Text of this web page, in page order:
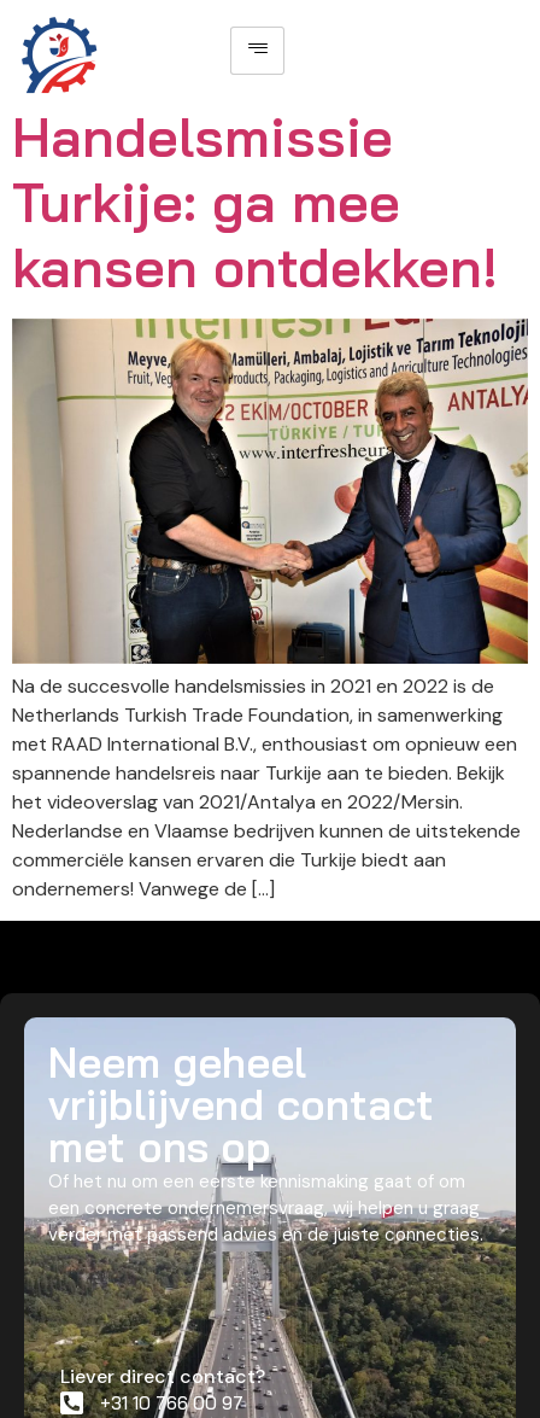
Handelsmissie
Turkije: ga mee
kansen ontdekken!
Na de succesvolle handelsmissies in 2021 en 2022 is de
Netherlands Turkish Trade Foundation, in samenwerking
met RAAD International B.V., enthousiast om opnieuw een
spannende handelsreis naar Turkije aan te bieden. Bekijk
het videoverslag van 2021/Antalya en 2022/Mersin.
Nederlandse en Vlaamse bedrijven kunnen de uitstekende
commerciële kansen ervaren die Turkije biedt aan
ondernemers! Vanwege de […]
Neem geheel
vrijblijvend contact
met ons op
Of het nu om een eerste kennismaking gaat of om
een concrete ondernemersvraag, wij helpen u graag
verder met passend advies en de juiste connecties.
Liever direct contact?
+31 10 766 00 97